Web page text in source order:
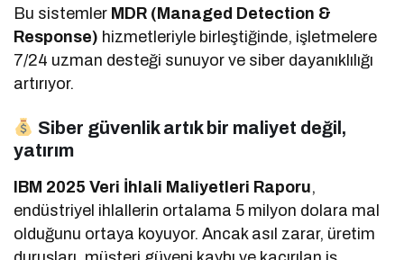
Bu sistemler MDR (Managed Detection &
Response) hizmetleriyle birleştiğinde, işletmelere
7/24 uzman desteği sunuyor ve siber dayanıklılığı
artırıyor.
Siber güvenlik artık bir maliyet değil,
yatırım
IBM 2025 Veri İhlali Maliyetleri Raporu,
endüstriyel ihlallerin ortalama 5 milyon dolara mal
olduğunu ortaya koyuyor. Ancak asıl zarar, üretim